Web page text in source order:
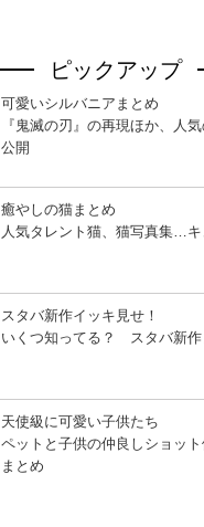
ピックアップ
可愛いシルバニアまとめ
『鬼滅の刃』の再現ほか、人
公開
癒やしの猫まとめ
人気タレント猫、猫写真集…キ
スタバ新作イッキ見せ！
いくつ知ってる？ スタバ新作
天使級に可愛い子供たち
ペットと子供の仲良しショッ
まとめ